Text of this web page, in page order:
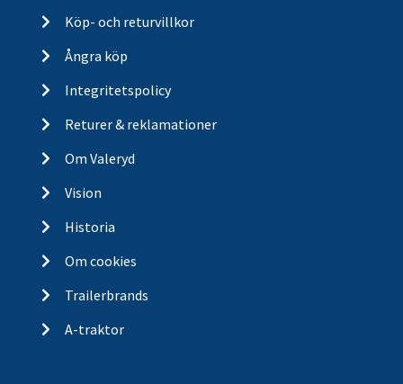
Köp- och returvillkor
Ångra köp
Integritetspolicy
Returer & reklamationer
Om Valeryd
Vision
Historia
Om cookies
Trailerbrands
A-traktor